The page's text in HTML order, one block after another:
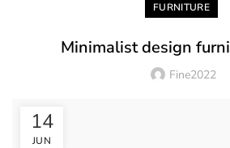
FURNITURE
Minimalist design
Fine2022
14
JUN